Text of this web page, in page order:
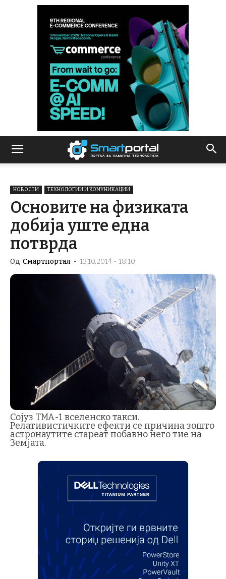
НОВОСТИ ТЕХНОЛОГИИ И КОМУНИКАЦИИ
Основите на физиката
добија уште една
потврда
Од Смартпортал - 13.10.2014 - 18:10
Сојуз ТМА-1 вселенско такси.
Релативистичките ефекти се причина зошто
астронаутите стареат побавно него тие на
Земјата.